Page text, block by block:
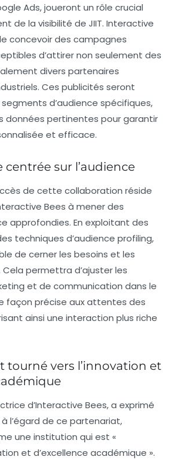
Ads, joueront un rôle crucial
de la visibilité de JIIT. Interactive
concevoir des campagnes
d’attirer non seulement des
divers partenaires
Ces publicités seront
d’audience spécifiques,
données pertinentes pour garantir
et efficace.
sur l’audience
de cette collaboration réside
Bees à mener des
approfondies. En exploitant des
techniques d’audience profiling,
de cerner les besoins et les
permettra d’ajuster les
et de communication dans le
façon précise aux attentes des
ainsi une interaction plus riche
tourné vers l’innovation et
d’Interactive Bees, a exprimé
l’égard de ce partenariat,
une institution qui est «
et d’excellence académique ».